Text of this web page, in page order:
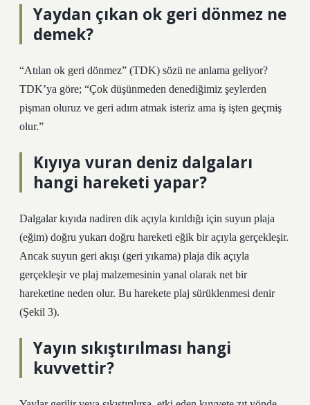
Yaydan çıkan ok geri dönmez ne
demek?
“Atılan ok geri dönmez” (TDK) sözü ne anlama geliyor?
TDK’ya göre; “Çok düşünmeden denediğimiz şeylerden
pişman oluruz ve geri adım atmak isteriz ama iş işten geçmiş
olur.”
Kıyıya vuran deniz dalgaları
hangi hareketi yapar?
Dalgalar kıyıda nadiren dik açıyla kırıldığı için suyun plaja
(eğim) doğru yukarı doğru hareketi eğik bir açıyla gerçekleşir.
Ancak suyun geri akışı (geri yıkama) plaja dik açıyla
gerçekleşir ve plaj malzemesinin yanal olarak net bir
hareketine neden olur. Bu harekete plaj sürüklenmesi denir
(Şekil 3).
Yayın sıkıştırılması hangi
kuvvettir?